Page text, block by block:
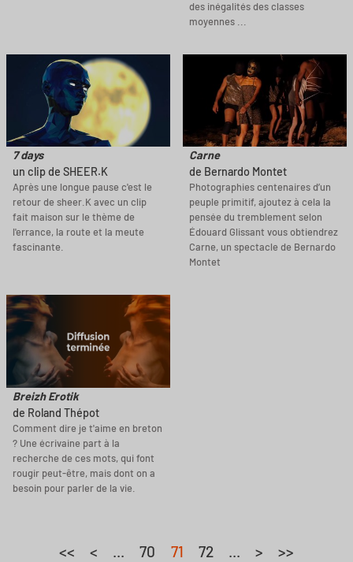
des inégalités des classes
moyennes ...
7 days
un clip de SHEER.K
Après une longue pause c'est le
retour de sheer.K avec un clip
fait maison sur le thème de
l'errance, la route et la meute
fascinante.
Carne
de Bernardo Montet
Photographies centenaires d’un
peuple primitif, ajoutez à cela la
pensée du tremblement selon
Édouard Glissant vous obtiendrez
Carne, un spectacle de Bernardo
Montet
Breizh Erotik
de Roland Thépot
Comment dire je t'aime en breton
? Une écrivaine part à la
recherche de ces mots, qui font
rougir peut-être, mais dont on a
besoin pour parler de la vie.
<< < ... 70 71 72 ... > >>